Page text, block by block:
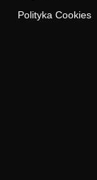
Polityka Cookies